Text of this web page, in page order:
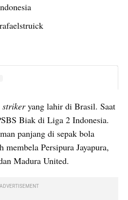
striker yang lahir di Brasil. Saat
Biak di Liga 2 Indonesia.
panjang di sepak bola
membela Persipura Jayapura,
Madura United.
ADVERTISEMENT